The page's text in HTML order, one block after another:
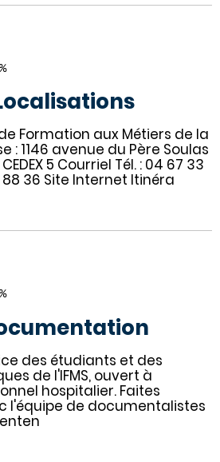
Formation aux Métiers de la
: 1146 avenue du Père Soulas
CEDEX 5 Courriel Tél. : 04 67 33
88 36 Site Internet Itinéra
des étudiants et des
de l'IFMS, ouvert à
hospitalier. Faites
l'équipe de documentalistes